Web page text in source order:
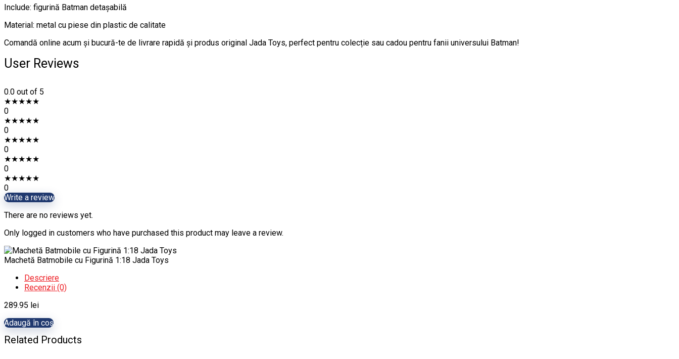
Include: figurină Batman detașabilă
Material: metal cu piese din plastic de calitate
Comandă online acum și bucură-te de livrare rapidă și produs original Jada Toys, perfect pentru colecție sau cadou pentru fanii universului Batman!
User Reviews
0.0 out of 5
★★★★★
0
★★★★★
0
★★★★★
0
★★★★★
0
★★★★★
0
Write a review
There are no reviews yet.
Only logged in customers who have purchased this product may leave a review.
Machetă Batmobile cu Figurină 1:18 Jada Toys
Descriere
Recenzii (0)
289.95 lei
Adaugă în coș
Related Products